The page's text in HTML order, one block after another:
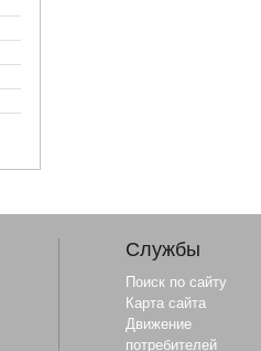
Службы
Поиск по сайту
Карта сайта
Движение
потребителей